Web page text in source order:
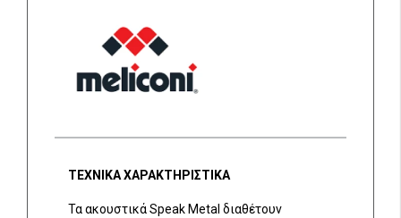
ΤΕΧΝΙΚΑ ΧΑΡΑΚΤΗΡΙΣΤΙΚΑ
Τα ακουστικά Speak Metal διαθέτουν